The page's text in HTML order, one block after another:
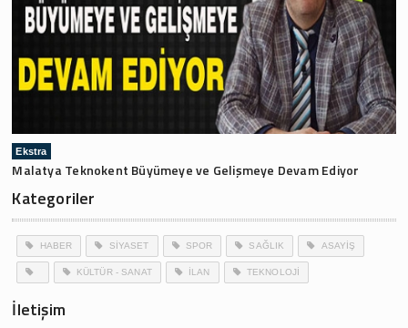
Ekstra
Malatya Teknokent Büyümeye ve Gelişmeye Devam Ediyor
Kategoriler
HABER SİYASET SPOR SAĞLIK ASAYİŞ
KÜLTÜR - SANAT İLAN TEKNOLOJİ
İletişim